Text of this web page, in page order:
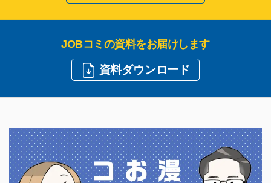
JOBコミの資料をお届けします
資料ダウンロード